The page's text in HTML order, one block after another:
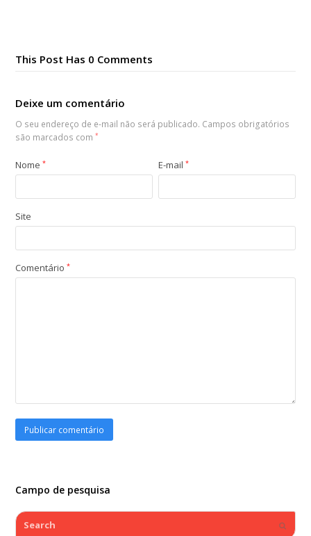
This Post Has 0 Comments
Deixe um comentário
O seu endereço de e-mail não será publicado. Campos obrigatórios
são marcados com*
Nome* E-mail*
Site
Comentário*
Campo de pesquisa
Search